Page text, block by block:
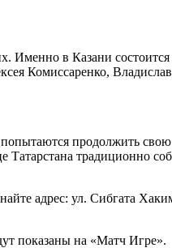
в Казани состоится
Комиссаренко,
продолжить
Татарстана традиционно
адрес: ул. Сибгата
показаны на «Матч Игре».